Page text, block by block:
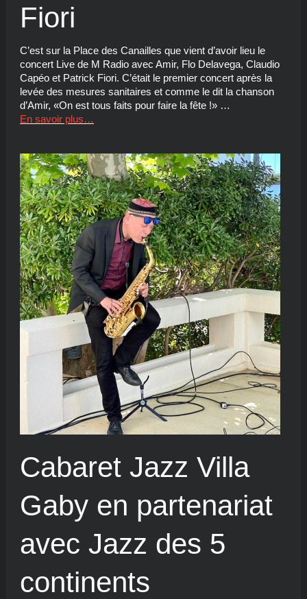
Fiori
C’est sur la Place des Canailles que vient d’avoir lieu le
concert Live de M Radio avec Amir, Flo Delavega, Claudio
Capéo et Patrick Fiori. C’était le premier concert après la
levée des mesures sanitaires et comme le dit la chanson
d’Amir, «On est tous faits pour faire la fête !» …
En savoir plus…
Cabaret Jazz Villa
Gaby en partenariat
avec Jazz des 5
continents